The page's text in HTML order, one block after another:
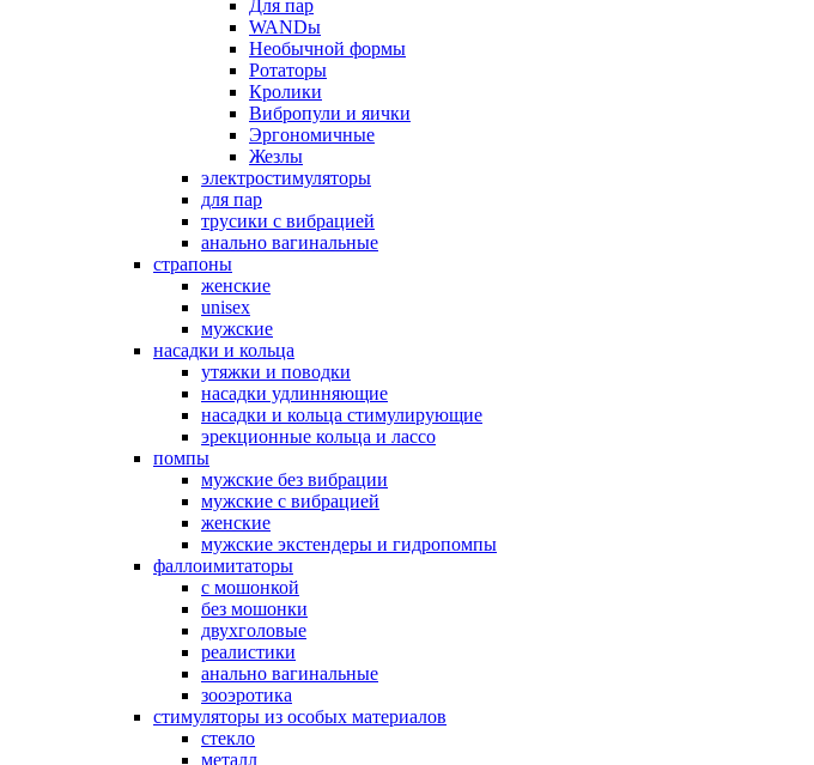
Для пар
WANDы
Необычной формы
Ротаторы
Кролики
Вибропули и яички
Эргономичные
Жезлы
электростимуляторы
для пар
трусики с вибрацией
анально вагинальные
страпоны
женские
unisex
мужские
насадки и кольца
утяжки и поводки
насадки удлинняющие
насадки и кольца стимулирующие
эрекционные кольца и лассо
помпы
мужские без вибрации
мужские с вибрацией
женские
мужские экстендеры и гидропомпы
фаллоимитаторы
с мошонкой
без мошонки
двухголовые
реалистики
анально вагинальные
зооэротика
стимуляторы из особых материалов
стекло
металл